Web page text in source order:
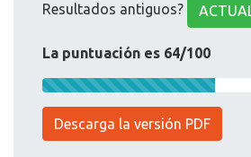
Resultados antiguos?
La puntuación es 64/100
Descarga la versión PDF